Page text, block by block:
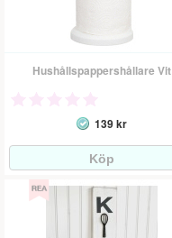
Hushållspappershållare Vit
139 kr